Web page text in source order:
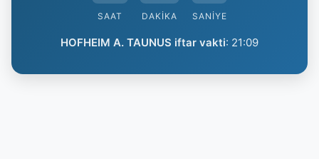
SAAT DAKIKA SANIYE
HOFHEIM A. TAUNUS iftar vakti: 21:09